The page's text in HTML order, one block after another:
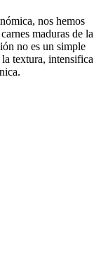
nos hemos
maduras de la
no es un simple
textura, intensifica